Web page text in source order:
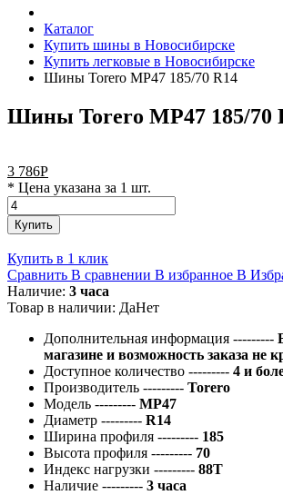
Каталог
Купить шины в Новосибирске
Купить легковые в Новосибирске
Шины Torero MP47 185/70 R14
Шины Torero MP47 185/70
3 786Р
* Цена указана за 1 шт.
Купить
Купить в 1 клик
Сравнить В сравнении В избранное В
Наличие: 3 часа
Товар в наличии: ДаНет
Дополнительная информация ---------
магазине и возможность заказа не
Доступное количество --------- 4 и
Производитель --------- Torero
Модель --------- MP47
Диаметр --------- R14
Ширина профиля --------- 185
Высота профиля --------- 70
Индекс нагрузки --------- 88T
Наличие --------- 3 часа